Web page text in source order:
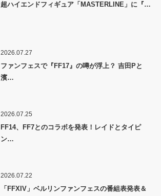
超ハイエンドフィギュア「MASTERLINE」に『…
2026.07.27
ファンフェスで『FF17』の噂が浮上？ 吉田Pと
濱…
2026.07.25
FF14、FF7とのコラボを発表！レイドとタイピ
ン…
2026.07.22
「FFXIV」ベルリンファンフェスの番組表発表＆